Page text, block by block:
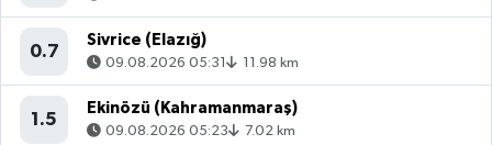
0.7
Sivrice (Elazığ)
09.08.2026 05:31 11.98 km
1.5
Ekinözü (Kahramanmaraş)
09.08.2026 05:23 7.02 km